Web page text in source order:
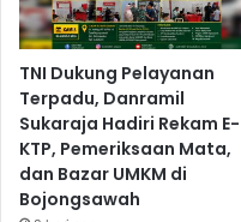
TNI Dukung Pelayanan
Terpadu, Danramil
Sukaraja Hadiri Rekam E-
KTP, Pemeriksaan Mata,
dan Bazar UMKM di
Bojongsawah